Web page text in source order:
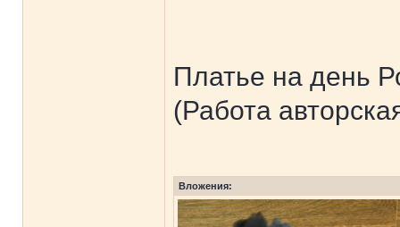
Платье на день
(Работа
Вложения: